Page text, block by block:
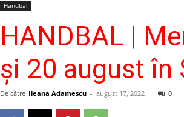
Handbal
HANDBAL |
și 20 august în
De către Ileana Adamescu - august 17, 2022 0